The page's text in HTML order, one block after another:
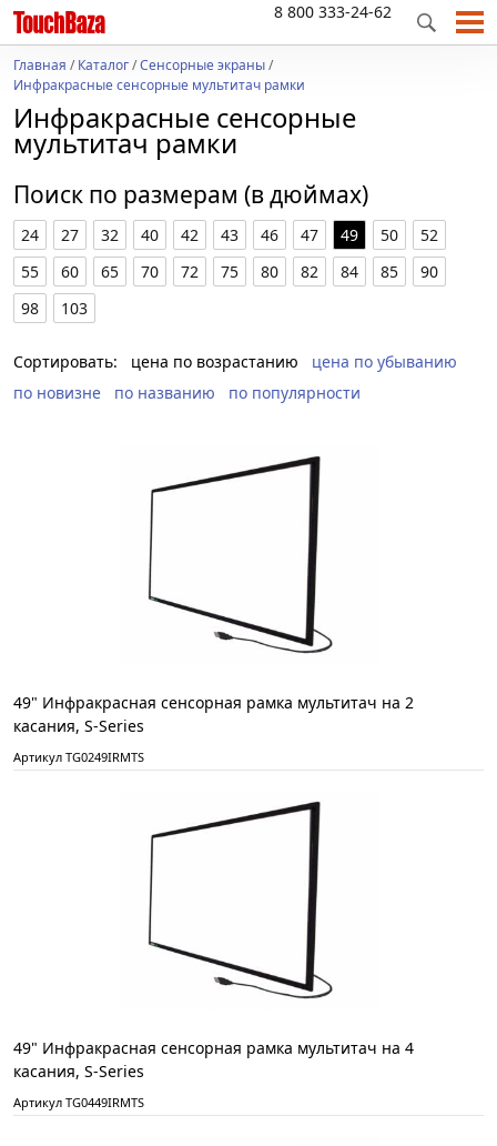
8 800 333-24-62
Главная /Каталог/Сенсорные экраны/
Инфракрасные сенсорные мультитач рамки
Инфракрасные сенсорные
мультитач рамки
Поиск по размерам (в дюймах)
24 27 32 40 42 43 46 47 49 50
52
55
60 65 70 72 75 80 82 84 85
90
98
103
Сортировать: цена по возрастанию
цена по убыванию
по новизне
по названию по популярности
49" Инфракрасная сенсорная рамка мультитач на 2
касания, S-Series
Артикул TG0249IRMTS
49" Инфракрасная сенсорная рамка мультитач на 4
касания, S-Series
Артикул TG0449IRMTS